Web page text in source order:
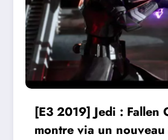
[E3 2019] Jedi : Fallen
montre via un